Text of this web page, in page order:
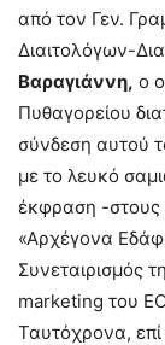
από τον Γεν.
Διαιτολόγων-
Βαραγιάννη, ο
Πυθαγορείου
σύνδεση αυτού
με το λευκό
έκφραση -στους
«Αρχέγονα
Συνεταιρισμός
marketing του
Ταυτόχρονα,